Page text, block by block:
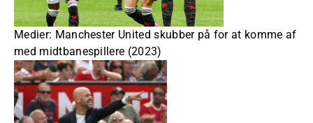
Medier: Manchester United skubber på for at komme af
med midtbanespillere (2023)